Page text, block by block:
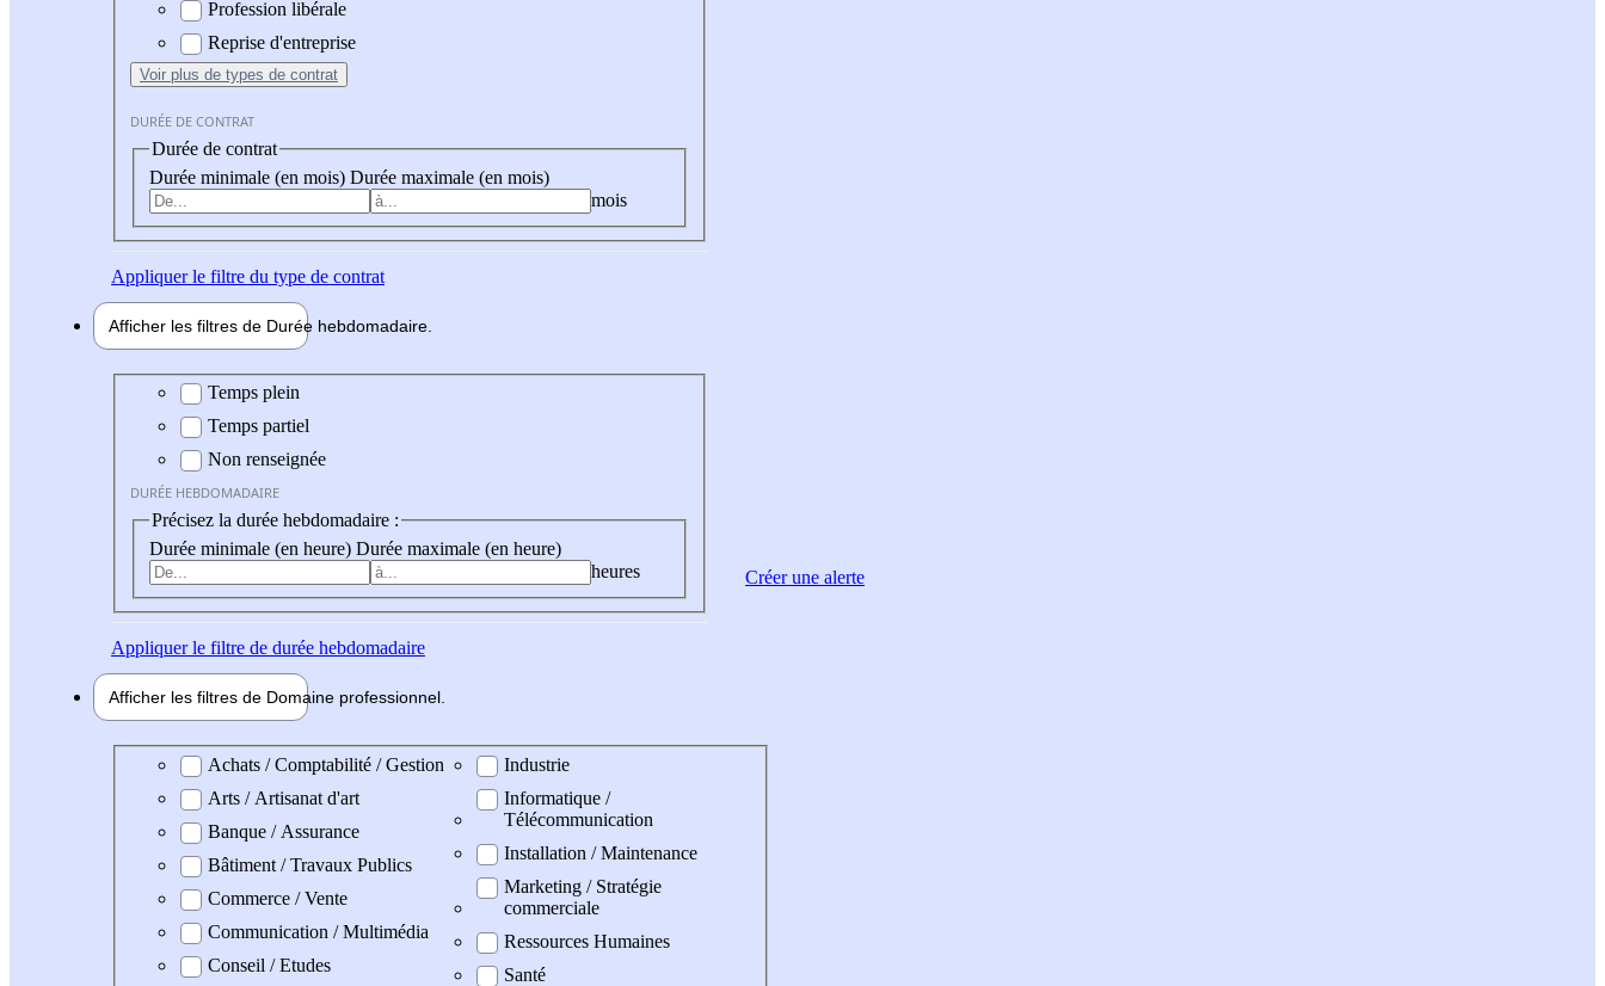
Profession libérale
Reprise d'entreprise
Voir plus de types de contrat
DURÉE DE CONTRAT
Durée de contrat
Durée minimale (en mois) Durée maximale (en mois)
mois
Appliquerle filtre du type de contrat
Afficher les filtres de Durée hebdomadaire
Durée hebdomadaire
Temps plein
Temps partiel
Non renseignée
DURÉE HEBDOMADAIRE
Précisez la durée hebdomadaire :
Durée minimale (en heure) Durée maximale (en heure)
heures
Appliquerle filtre de durée hebdomadaire
Afficher les filtres de Domaine professionnel
Domaine professionel
Achats / Comptabilité / Gestion
Arts / Artisanat d'art
Banque / Assurance
Bâtiment / Travaux Publics
Commerce / Vente
Communication / Multimédia
Conseil / Etudes
Industrie
Informatique /
Télécommunication
Installation / Maintenance
Marketing / Stratégie
commerciale
Ressources Humaines
Santé
Créer une alerte